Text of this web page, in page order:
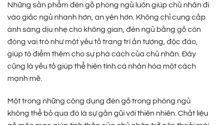
Những sản phẩm đèn gỗ phòng ngủ luôn giúp chủ nhân đi
vào giấc ngủ nhanh hơn, an yên hơn. Không chỉ cung cấp
ánh sáng dịu nhẹ cho không gian, đèn ngủ bằng gỗ còn
đóng vai trò như một yếu tố trang trí ấn tượng, độc đáo,
giúp tô điểm thêm cho sự phá cách của chủ nhân. Đây
cũng là yếu tố giúp thể hiện tính cá nhân hóa một cách
mạnh mẽ.
Một trong những công dụng đèn gỗ trong phòng ngủ
không thể bỏ qua đó là sự gần gũi với thiên nhiên. Chất liệu